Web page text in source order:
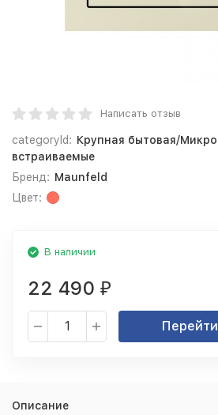
Написать отзыв
categoryId: Крупная бытовая/
встраиваемые
Бренд: Maunfeld
Цвет:
В наличии
22 490 ₽
Описание